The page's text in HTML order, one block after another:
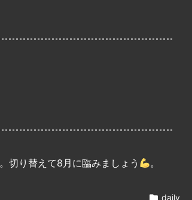
。切り替えて8月に臨みましょう 。
daily